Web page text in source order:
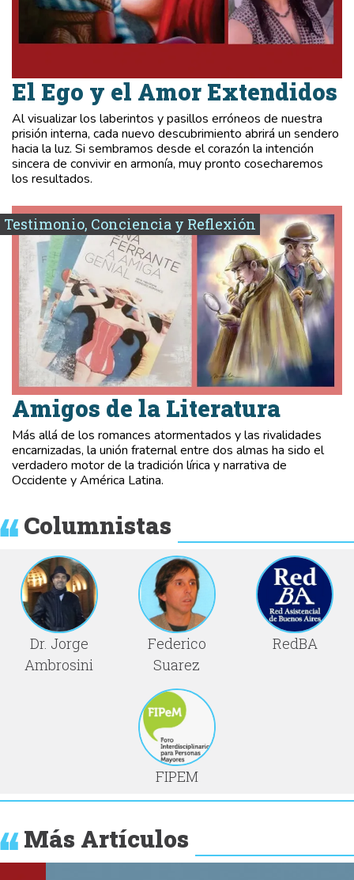
El Ego y el Amor Extendidos
Al visualizar los laberintos y pasillos erróneos de nuestra
prisión interna, cada nuevo descubrimiento abrirá un sendero
hacia la luz. Si sembramos desde el corazón la intención
sincera de convivir en armonía, muy pronto cosecharemos
los resultados.
Testimonio, Conciencia y Reflexión
Amigos de la Literatura
Más allá de los romances atormentados y las rivalidades
encarnizadas, la unión fraternal entre dos almas ha sido el
verdadero motor de la tradición lírica y narrativa de
Occidente y América Latina.
Columnistas
Dr. Jorge
Ambrosini
Federico
Suarez
RedBA
FIPEM
Más Artículos